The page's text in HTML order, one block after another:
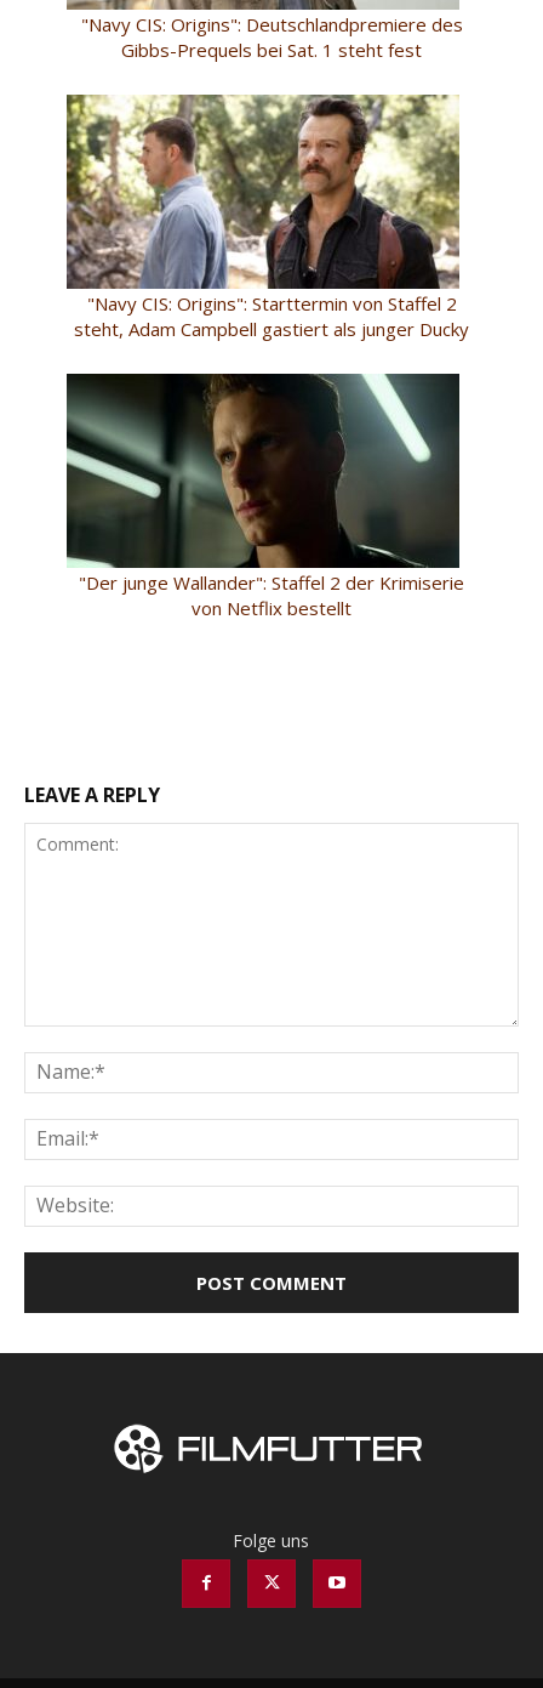
"Navy CIS: Origins": Deutschlandpremiere des
Gibbs-Prequels bei Sat. 1 steht fest
"Navy CIS: Origins": Starttermin von Staffel 2
steht, Adam Campbell gastiert als junger Ducky
"Der junge Wallander": Staffel 2 der Krimiserie
von Netflix bestellt
LEAVE A REPLY
Folge uns